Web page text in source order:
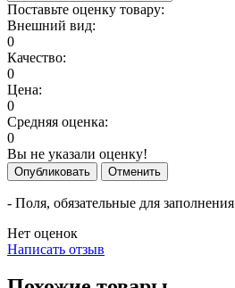
Поставьте оценку товару:
Внешний вид:
0
Качество:
0
Цена:
0
Средняя оценка:
0
Вы не указали оценку!
Опубликовать Отменить
- Поля, обязательные для заполнения
Нет оценок
Написать отзыв